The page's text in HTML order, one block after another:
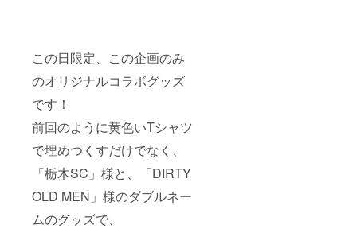
この日限定、この企画のみ
のオリジナルコラボグッズ
です！
前回のように黄色いTシャツ
で埋めつくすだけでなく、
「栃木SC」様と、「DIRTY
OLD MEN」様のダブルネー
ムのグッズで、